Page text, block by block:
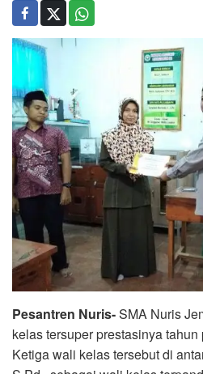
Pesantren Nuris-SMA Nuris
kelas tersuper prestasinya
Ketiga wali kelas tersebut di